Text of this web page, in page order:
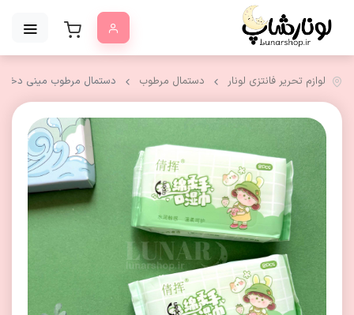
لوازم تحریر فانتزی لونار دستمال مرطوب دستمال مرطوب مینی دختر